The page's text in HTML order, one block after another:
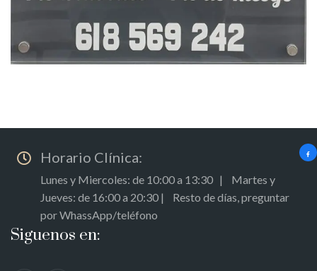
Horario Clínica:
Lunes y Miercoles: de 10:00 a 13:30 | Martes y
Jueves: de 16:00 a 20:30 | Resto de días, preguntar
por WhassApp/teléfono
Siguenos en: